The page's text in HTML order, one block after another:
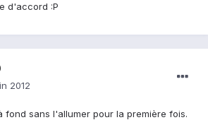
d'accord :P
2012
fond sans l'allumer pour la première fois.